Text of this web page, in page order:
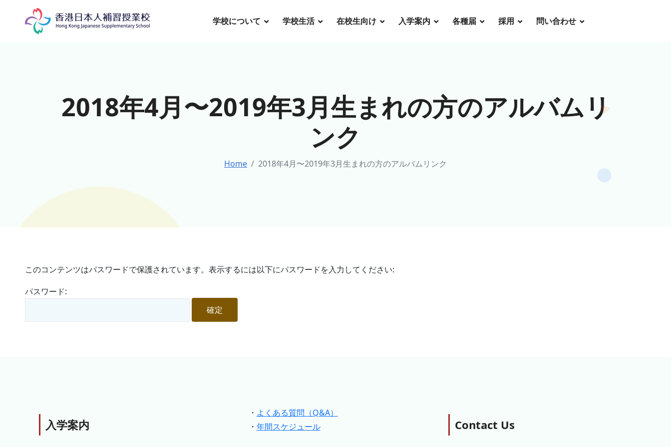
学校について 学校生活 在校生向け 入学案内 各種届 採用 問い合わせ
2018年4月〜2019年3月生まれの方のアルバムリ
ンク
Home 2018年4月〜2019年3月生まれの方のアルバムリンク
このコンテンツはパスワードで保護されています。表示するには以下にパスワードを入力してください:
パスワード:
入学案内
・ よくある質問（Q&A）
・ 年間スケジュール Contact Us